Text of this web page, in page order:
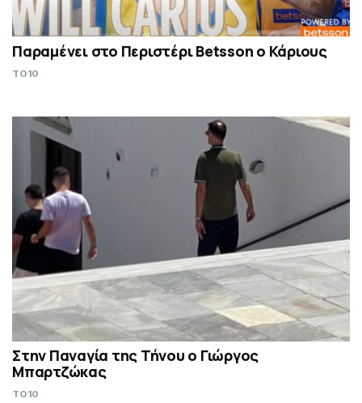
Παραμένει στο Περιστέρι Betsson ο Κάριους
TO10
Στην Παναγία της Τήνου ο Γιώργος
Μπαρτζώκας
TO10